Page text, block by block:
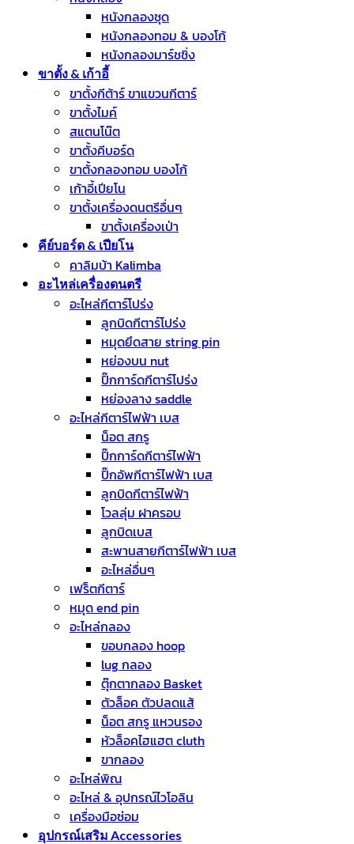
หนังกลองชุด
หนังกลองทอม & บองโก้
หนังกลองมาร์ชชิ่ง
ขาตั้ง & เก้าอี้
ขาตั้งกีต้าร์ ขาแขวนกีตาร์
ขาตั้งไมค์
สแตนโน๊ต
ขาตั้งคีบอร์ด
ขาตั้งกลองทอม บองโก้
เก้าอี้เปียโน
ขาตั้งเครื่องดนตรีอื่นๆ
ขาตั้งเครื่องเป่า
คีย์บอร์ด & เปียโน
คาลิมบ้า Kalimba
อะไหล่เครื่องดนตรี
อะไหล่กีตาร์โปร่ง
ลูกบิดกีตาร์โปร่ง
หมุดยึดสาย string pin
หย่องบน nut
ปิ๊กการ์ดกีตาร์โปร่ง
หย่องลาง saddle
อะไหล่กีตาร์ไฟฟ้า เบส
น็อต สกรู
ปิ๊กการ์ดกีตาร์ไฟฟ้า
ปิ๊กอัพกีตาร์ไฟฟ้า เบส
ลูกบิดกีตาร์ไฟฟ้า
โวลลุ่ม ฝาครอบ
ลูกบิดเบส
สะพานสายกีตาร์ไฟฟ้า เบส
อะไหล่อื่นๆ
เฟร็ตกีตาร์
หมุด end pin
อะไหล่กลอง
ขอบกลอง hoop
lug กลอง
ตุ๊กตากลอง Basket
ตัวล็อค ตัวปลดแส้
น็อต สกรู แหวนรอง
หัวล็อคไฮแฮต cluth
ขากลอง
อะไหล่พิณ
อะไหล่ & อุปกรณ์ไวโอลิน
เครื่องมือซ่อม
อุปกรณ์เสริม Accessories